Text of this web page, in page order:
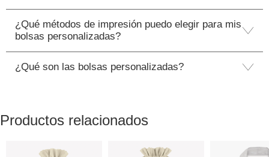
¿Qué métodos de impresión puedo elegir para mis
bolsas personalizadas?
¿Qué son las bolsas personalizadas?
Productos relacionados